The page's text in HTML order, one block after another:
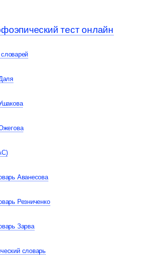
тест онлайн
словарей
Аванесова
Резниченко
Зарва
словарь